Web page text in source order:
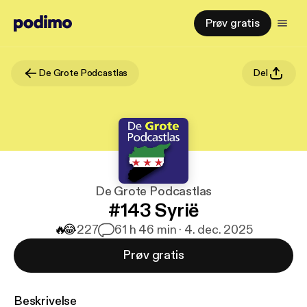
Prøv gratis
De Grote Podcastlas Del
De Grote Podcastlas
#143 Syrië
🔥😂227 61 h 46 min · 4. dec. 2025
Prøv gratis
Beskrivelse